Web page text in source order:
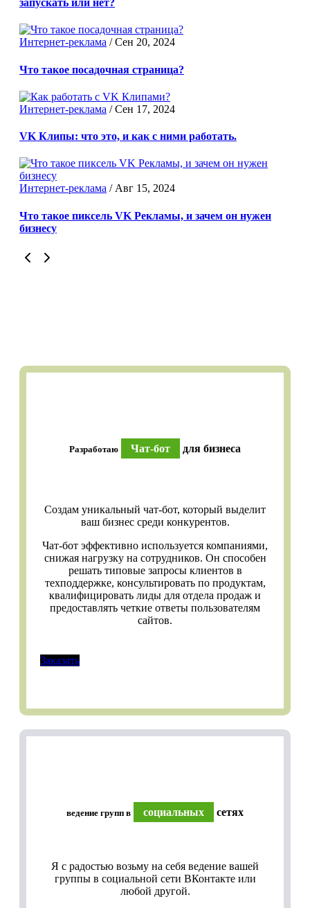
запускать или нет?
Интернет-реклама /Сен 20, 2024
Что такое посадочная страница?
Интернет-реклама /Сен 17, 2024
VK Клипы: что это, и как с ними работать.
Интернет-реклама /Авг 15, 2024
Что такое пиксель VK Рекламы, и зачем он нужен
бизнесу
Разработаю Чат-бот для бизнеса
Создам уникальный чат-бот, который выделит
ваш бизнес среди конкурентов.
Чат-бот эффективно используется компаниями,
снижая нагрузку на сотрудников. Он способен
решать типовые запросы клиентов в
техподдержке, консультировать по продуктам,
квалифицировать лиды для отдела продаж и
предоставлять четкие ответы пользователям
сайтов.
Заказать
ведение групп в социальных сетях
Я с радостью возьму на себя ведение вашей
группы в социальной сети ВКонтакте или
любой другой.